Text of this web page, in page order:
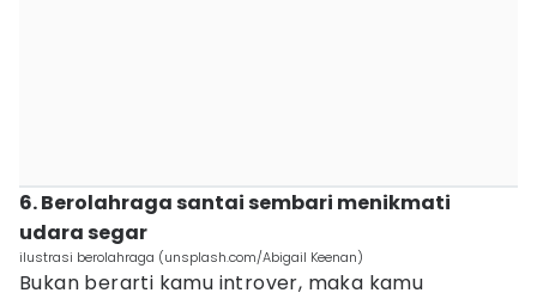
6. Berolahraga santai sembari menikmati
udara segar
ilustrasi berolahraga (unsplash.com/Abigail Keenan)
Bukan berarti kamu introver, maka kamu